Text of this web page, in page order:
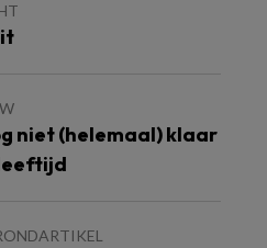
niet (helemaal) klaar